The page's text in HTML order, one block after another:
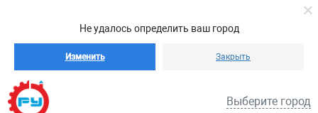
Не удалось определить ваш город
Изменить Закрыть
Выберите город